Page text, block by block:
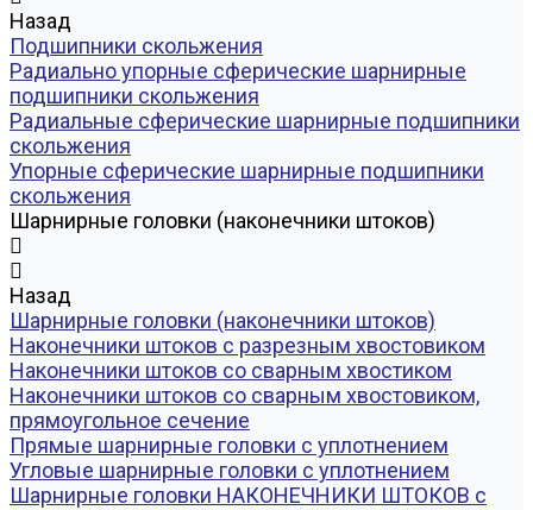
Назад
Подшипники скольжения
Радиально упорные сферические шарнирные
подшипники скольжения
Радиальные сферические шарнирные подшипники
скольжения
Упорные сферические шарнирные подшипники
скольжения
Шарнирные головки (наконечники штоков)
Назад
Шарнирные головки (наконечники штоков)
Наконечники штоков с разрезным хвостовиком
Наконечники штоков со сварным хвостиком
Наконечники штоков со сварным хвостовиком,
прямоугольное сечение
Прямые шарнирные головки с уплотнением
Угловые шарнирные головки с уплотнением
Шарнирные головки НАКОНЕЧНИКИ ШТОКОВ с